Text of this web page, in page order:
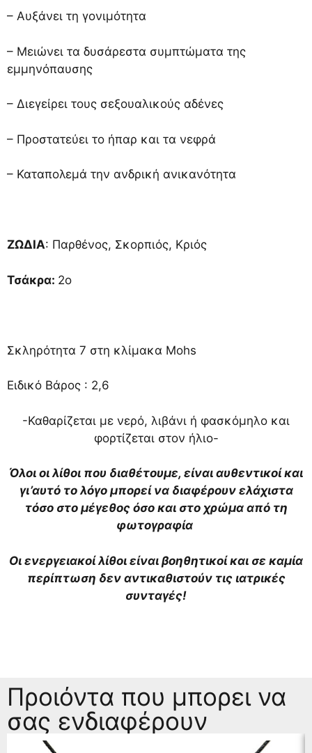
– Αυξάνει τη γονιμότητα
– Μειώνει τα δυσάρεστα συμπτώματα της
εμμηνόπαυσης
– Διεγείρει τους σεξουαλικούς αδένες
– Προστατεύει το ήπαρ και τα νεφρά
– Καταπολεμά την ανδρική ανικανότητα
ΖΩΔΙΑ: Παρθένος, Σκορπιός, Κριός
Τσάκρα: 2ο
Σκληρότητα 7 στη κλίμακα Mohs
Ειδικό Βάρος : 2,6
-Καθαρίζεται με νερό, λιβάνι ή φασκόμηλο και
φορτίζεται στον ήλιο-
Όλοι οι λίθοι που διαθέτουμε, είναι αυθεντικοί και
γι’αυτό το λόγο μπορεί να διαφέρουν ελάχιστα
τόσο στο μέγεθος όσο και στο χρώμα από τη
φωτογραφία
Οι ενεργειακοί λίθοι είναι βοηθητικοί και σε καμία
περίπτωση δεν αντικαθιστούν τις ιατρικές
συνταγές!
Προιόντα που μπορει να
σας ενδιαφέρουν